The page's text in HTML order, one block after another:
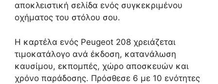
αποκλειστική σελίδα ενός συγκεκριμένου
οχήματος του στόλου σου.
Η καρτέλα ενός Peugeot 208 χρειάζεται
τιμοκατάλογο ανά έκδοση, κατανάλωση
καυσίμου, εκπομπές, χώρο αποσκευών και
χρόνο παράδοσης. Πρόσθεσε 6 με 10 ενότητες